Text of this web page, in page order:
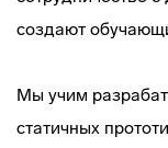
создают
Мы учим
статичных